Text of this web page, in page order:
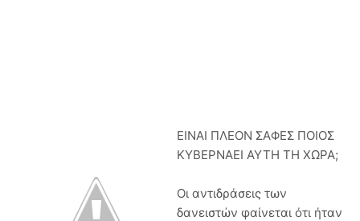
ΕΙΝΑΙ ΠΛΕΟΝ ΣΑΦΕΣ ΠΟΙΟΣ
ΚΥΒΕΡΝΑΕΙ ΑΥΤΗ ΤΗ ΧΩΡΑ;
Οι αντιδράσεις των
δανειστών φαίνεται ότι ήταν